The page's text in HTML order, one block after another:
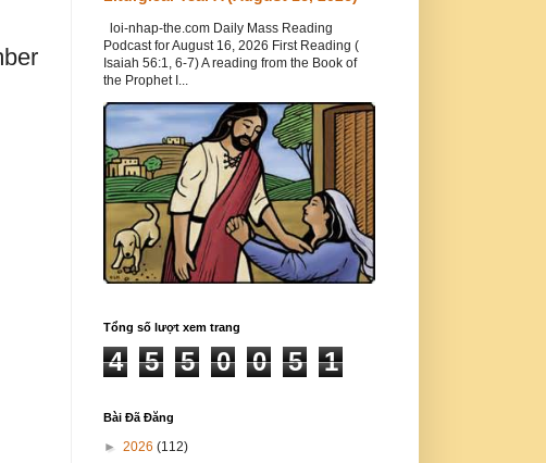
loi-nhap-the.com Daily Mass Reading
Podcast for August 16, 2026 First Reading (
Isaiah 56:1, 6-7) A reading from the Book of
the Prophet I...
Tổng số lượt xem trang
4 5 5 0 0 5 1
Bài Đã Đăng
► 2026 (112)